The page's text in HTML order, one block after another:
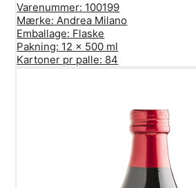
Varenummer: 100199
Mærke: Andrea Milano
Emballage: Flaske
Pakning: 12 x 500 ml
Kartoner pr palle: 84